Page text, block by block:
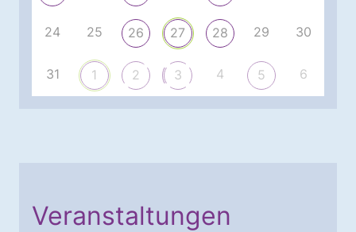
24 25 26 27 28 29 30
31 1 2 3 4 5 6
Veranstaltungen